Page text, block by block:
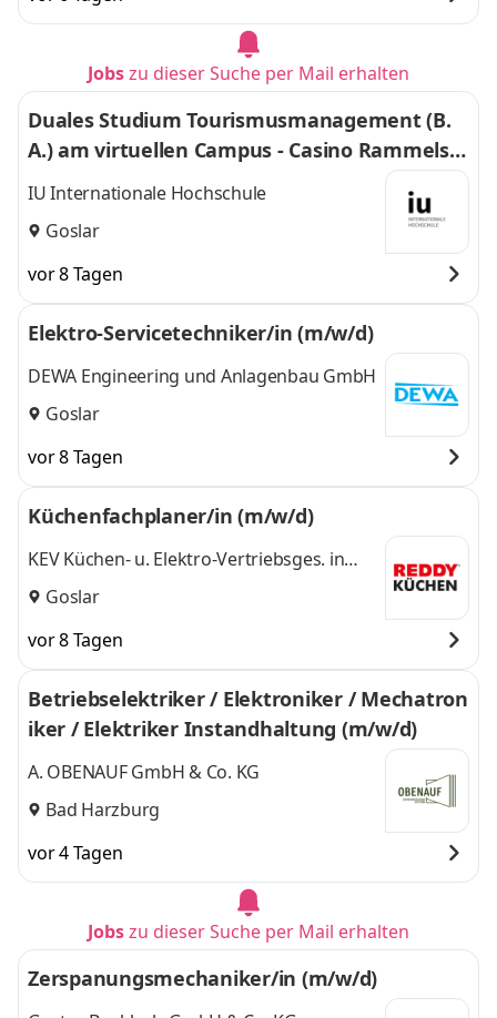
Jobszu dieser Suche per Mail erhalten
Duales Studium Tourismusmanagement (B.
A.) am virtuellen Campus - Casino Rammelsb
erg e.K.
IU Internationale Hochschule
Goslar
vor 8 Tagen
Elektro-Servicetechniker/in (m/w/d)
DEWA Engineering und Anlagenbau GmbH
Goslar
vor 8 Tagen
Küchenfachplaner/in (m/w/d)
KEV Küchen- u. Elektro-Vertriebsges. in
Sachsen-Anhalt mbH
Goslar
vor 8 Tagen
Betriebselektriker / Elektroniker / Mechatron
iker / Elektriker Instandhaltung (m/w/d)
A. OBENAUF GmbH & Co. KG
Bad Harzburg
vor 4 Tagen
Jobszu dieser Suche per Mail erhalten
Zerspanungsmechaniker/in (m/w/d)